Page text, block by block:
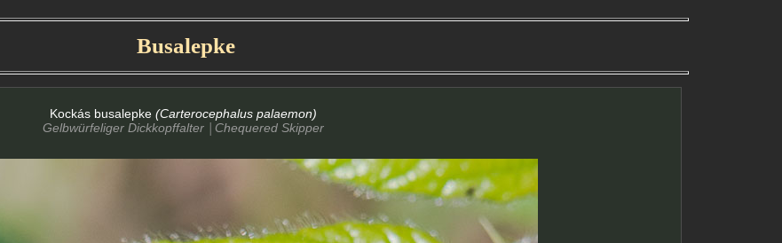
Busalepke
Kockás busalepke (Carterocephalus palaemon)
Gelbwürfeliger Dickkopffalter
Chequered Skipper